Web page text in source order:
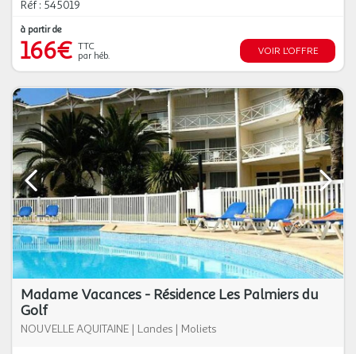
Réf : 545019
à partir de
166€ TTC
par héb.
VOIR L'OFFRE
Madame Vacances - Résidence Les Palmiers du
Golf
NOUVELLE AQUITAINE | Landes | Moliets